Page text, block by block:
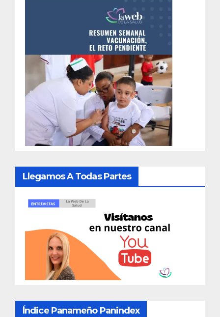
Llegamos A Todas Partes
Índice Panameño Panindex